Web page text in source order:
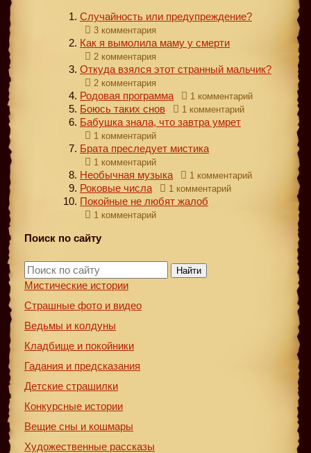
Случайность или предупреждение?
3 комментария
Как я вымолила маму у смерти
2 комментария
Откуда взялся этот странный мальчик?
2 комментария
Родовая программа 1 комментарий
Боюсь таких снов 1 комментарий
Бабушка знала, что завтра умрет
1 комментарий
Брата преследует мистика
1 комментарий
Необычная музыка 1 комментарий
Роковые числа 1 комментарий
Покойные не любят жалоб
1 комментарий
Поиск по сайту
Найти
Мистические истории
Страшные фото и видео
Ведьмы и колдуны
Кладбище и покойники
Гадания и предсказания
Детские страшилки
Конкурсные истории
Вещие сны и кошмары
Художественные рассказы